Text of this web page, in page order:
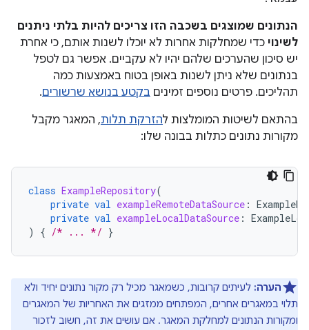
הנתונים שמוצגים בשכבה הזו צריכים להיות בלתי ניתנים
לשינוי כדי שמחלקות אחרות לא יוכלו לשנות אותם, כי אחרת
יש סיכון שהערכים שלהם יהיו לא עקביים. אפשר גם לטפל
בנתונים שלא ניתן לשנות באופן בטוח באמצעות כמה
תהליכים. פרטים נוספים זמינים בקטע בנושא שרשורים.
בהתאם לשיטות המומלצות להזרקת תלות, המאגר מקבל
מקורות נתונים כתלות בבונה שלו:
class ExampleRepository(
private val exampleRemoteDataSource :
private val exampleLocalDataSource :
)
{ /* ... */ }
הערה: לעיתים קרובות, כשמאגר מכיל רק מקור נתונים יחיד ולא
תלוי במאגרים אחרים, המפתחים ממזגים את האחריות של המאגרים
ומקורות הנתונים למחלקת המאגר. אם עושים את זה, חשוב לזכור